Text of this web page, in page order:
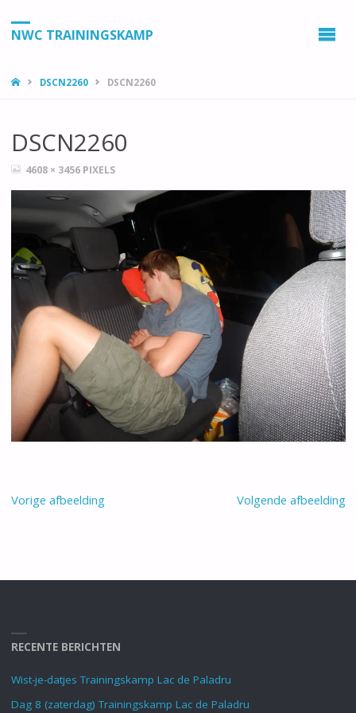
NWC TRAININGSKAMP
HOMEDSCN2260 DSCN2260
DSCN2260
VOLLEDIGE
4608 × 3456 PIXELS
Vorige afbeelding Volgende afbeelding
RECENTE BERICHTEN
Wist-je-datjes Trainingskamp Lac de Paladru
Dag 8 (zaterdag) Trainingskamp Lac de Paladru